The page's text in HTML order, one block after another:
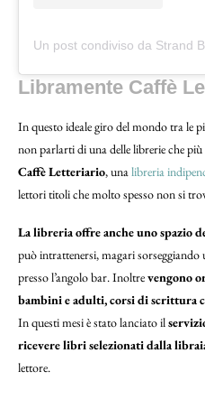
Libramente Caffè
In questo ideale giro del mondo tra le
non parlarti di una delle librerie che
Caffè Letteriario, unalibreria
lettori titoli che molto spesso non si
La libreria offre anche uno spazio
può intrattenersi, magari
presso l’angolo bar. Inoltrevengono
bambini e adulti, corsi di scrittura
In questi mesi è stato lanciato il
ricevere libri selezionati dalla
lettore.